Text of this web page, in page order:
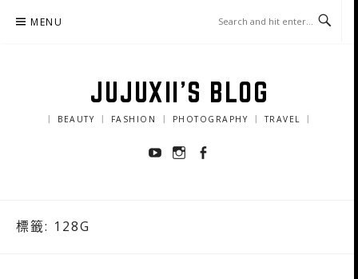
MENU
JUJUXII'S BLOG
｜ BEAUTY ｜ FASHION ｜ PHOTOGRAPHY ｜ TRAVEL ｜
YoutubeInstagram
標籤: 128G